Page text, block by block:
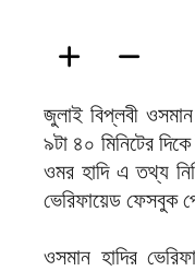
জুলাই বিপ্লবী
৯টা ৪০ মিনিটের
ওমর হাদি এ তথ্য
ভেরিফায়েড ফেসবুক
ওসমান হাদির